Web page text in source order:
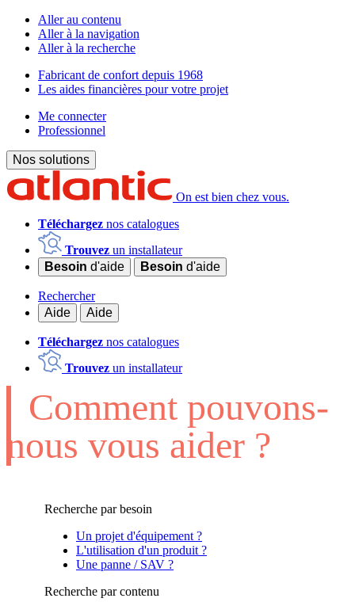
Aller au contenu
Aller à la navigation
Aller à la recherche
Fabricant de confort depuis 1968
Les aides financières pour votre projet
Me connecter
Professionnel
Nos solutions
On est bien chez vous.
Téléchargez nos catalogues
Trouvez un installateur
Besoin d'aide Besoin d'aide
Rechercher
Aide
Aide
Téléchargez nos catalogues
Trouvez un installateur
Comment pouvons-
nous vous aider ?
Recherche par besoin
Un projet d'équipement ?
L'utilisation d'un produit ?
Une panne / SAV ?
Recherche par contenu